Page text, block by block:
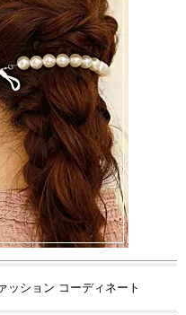
ッション コーディネート